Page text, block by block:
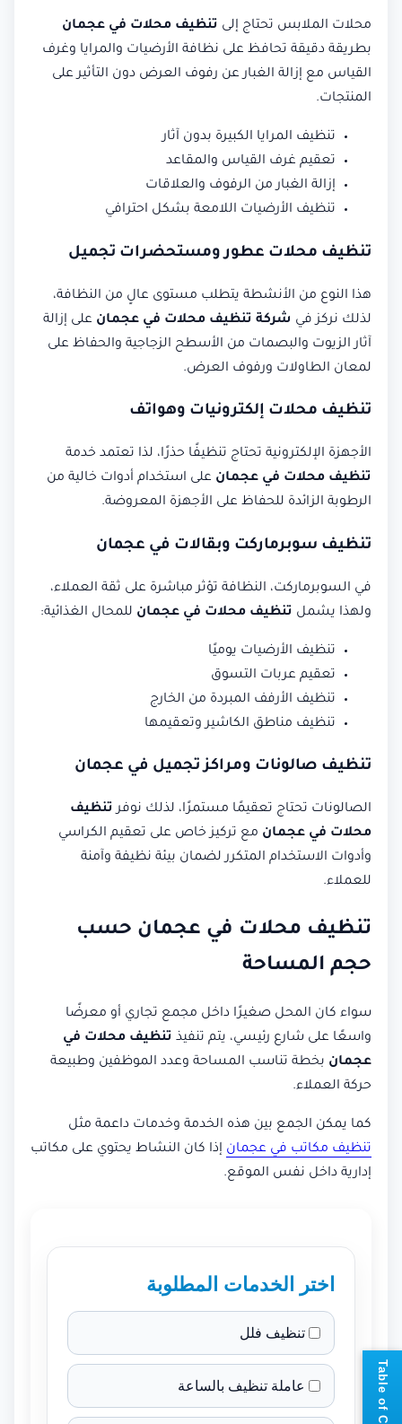
محلات الملابس تحتاج إلى تنظيف محلات في عجمان
بطريقة دقيقة تحافظ على نظافة الأرضيات والمرايا وغرف
القياس مع إزالة الغبار عن رفوف العرض دون التأثير على
المنتجات.
تنظيف المرايا الكبيرة بدون آثار
تعقيم غرف القياس والمقاعد
إزالة الغبار من الرفوف والعلاقات
تنظيف الأرضيات اللامعة بشكل احترافي
تنظيف محلات عطور ومستحضرات تجميل
هذا النوع من الأنشطة يتطلب مستوى عالٍ من النظافة،
لذلك نركز في شركة تنظيف محلات في عجمان على إزالة
آثار الزيوت والبصمات من الأسطح الزجاجية والحفاظ على
لمعان الطاولات ورفوف العرض.
تنظيف محلات إلكترونيات وهواتف
الأجهزة الإلكترونية تحتاج تنظيفًا حذرًا، لذا تعتمد خدمة
تنظيف محلات في عجمان على استخدام أدوات خالية من
الرطوبة الزائدة للحفاظ على الأجهزة المعروضة.
تنظيف سوبرماركت وبقالات في عجمان
في السوبرماركت، النظافة تؤثر مباشرة على ثقة العملاء،
ولهذا يشمل تنظيف محلات في عجمان للمحال الغذائية:
تنظيف الأرضيات يوميًا
تعقيم عربات التسوق
تنظيف الأرفف المبردة من الخارج
تنظيف مناطق الكاشير وتعقيمها
تنظيف صالونات ومراكز تجميل في عجمان
الصالونات تحتاج تعقيمًا مستمرًا، لذلك نوفر تنظيف
محلات في عجمان مع تركيز خاص على تعقيم الكراسي
وأدوات الاستخدام المتكرر لضمان بيئة نظيفة وآمنة
للعملاء.
تنظيف محلات في عجمان حسب
حجم المساحة
سواء كان المحل صغيرًا داخل مجمع تجاري أو معرضًا
واسعًا على شارع رئيسي، يتم تنفيذ تنظيف محلات في
عجمان بخطة تناسب المساحة وعدد الموظفين وطبيعة
حركة العملاء.
كما يمكن الجمع بين هذه الخدمة وخدمات داعمة مثل
تنظيف مكاتب في عجمان إذا كان النشاط يحتوي على مكاتب
إدارية داخل نفس الموقع.
اختر الخدمات المطلوبة
تنظيف فلل
عاملة تنظيف بالساعة